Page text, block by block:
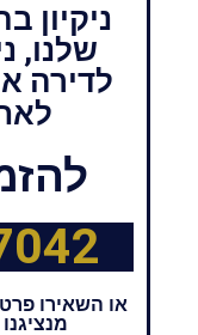
ניקיון
שלנו,
לדירה
או השאירו